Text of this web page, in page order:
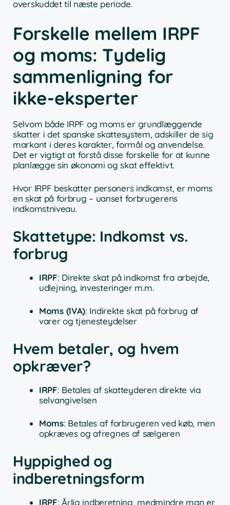
overskuddet til næste periode.
Forskelle mellem IRPF
og moms: Tydelig
sammenligning for
ikke-eksperter
Selvom både IRPF og moms er grundlæggende
skatter i det spanske skattesystem, adskiller de sig
markant i deres karakter, formål og anvendelse.
Det er vigtigt at forstå disse forskelle for at kunne
planlægge sin økonomi og skat effektivt.
Hvor IRPF beskatter personers indkomst, er moms
en skat på forbrug – uanset forbrugerens
indkomstniveau.
Skattetype: Indkomst vs.
forbrug
IRPF: Direkte skat på indkomst fra arbejde,
udlejning, investeringer m.m.
Moms (IVA): Indirekte skat på forbrug af
varer og tjenesteydelser
Hvem betaler, og hvem
opkræver?
IRPF: Betales af skatteyderen direkte via
selvangivelsen
Moms: Betales af forbrugeren ved køb, men
opkræves og afregnes af sælgeren
Hyppighed og
indberetningsform
IRPF: Årlig indberetning, medmindre man er